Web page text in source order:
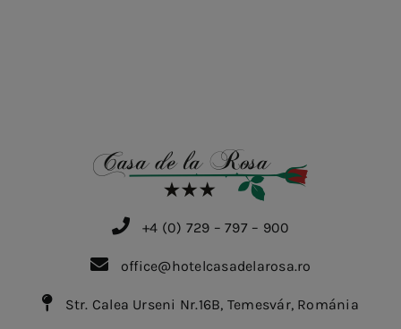
+4 (0) 729 – 797 – 900
office@hotelcasadelarosa.ro
Str. Calea Urseni Nr.16B, Temesvár, Románia